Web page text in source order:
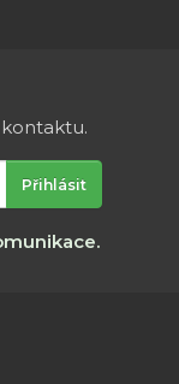
Přihlásit